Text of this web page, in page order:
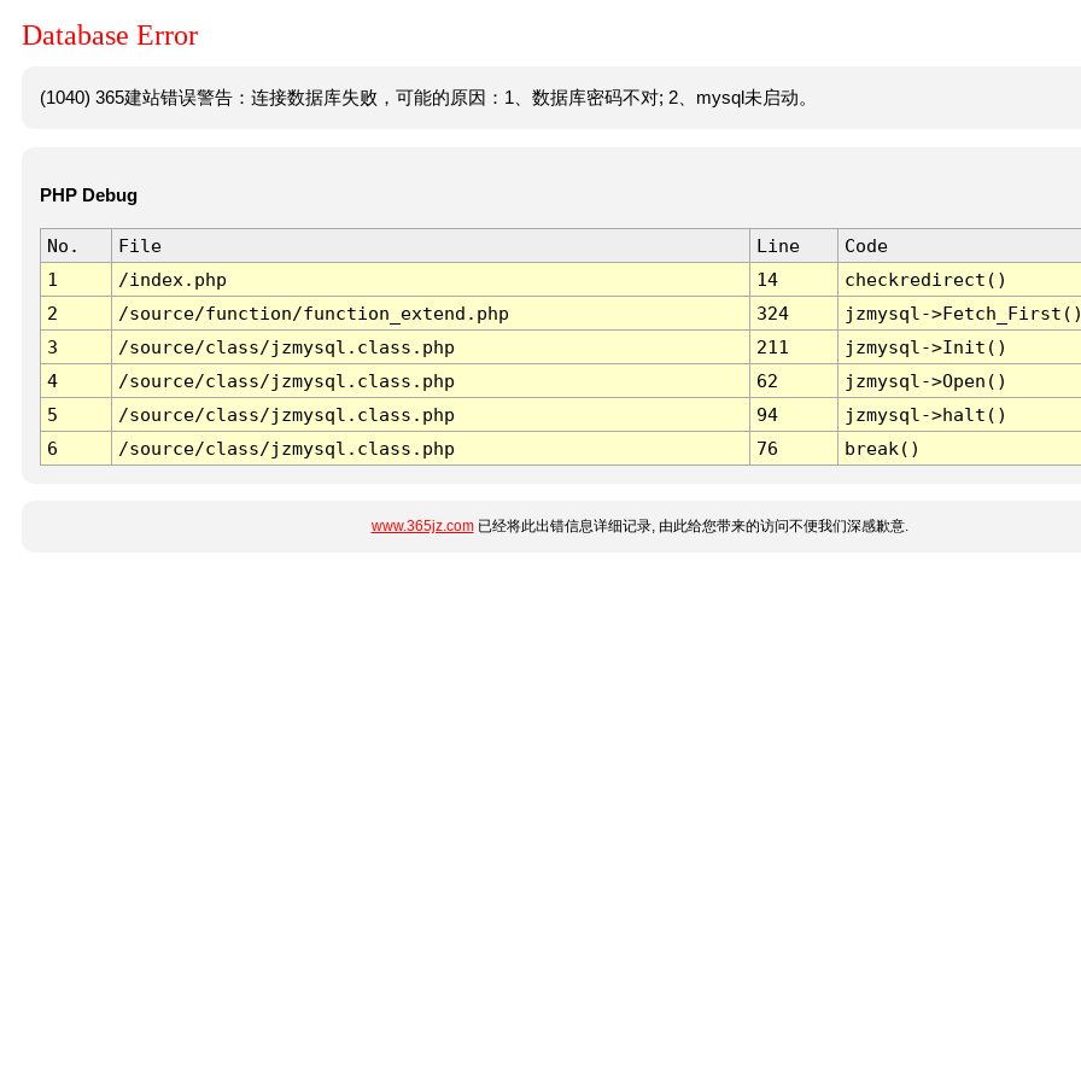
Database Error
(1040) 365建站错误警告：连接数据库失败，可能的原因：1、数据库密码不对; 2、mysql未启动。
PHP Debug
No. File Line
Code
1
/index.php 14
checkredirect()
2
/source/function/function_extend.php 324
jzmysql-
3
/source/class/jzmysql.class.php 211
jzmysql->Init()
4
/source/class/jzmysql.class.php 62
jzmysql->Open()
5
/source/class/jzmysql.class.php 94
jzmysql->halt()
6
/source/class/jzmysql.class.php 76 break()
www.365jz.com已经将此出错信息详细记录, 由此给您带来的访问不便我们深感歉意.